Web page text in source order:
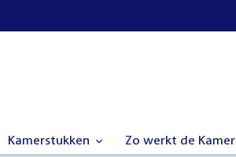
Kamerstukken Zo werkt de Kamer